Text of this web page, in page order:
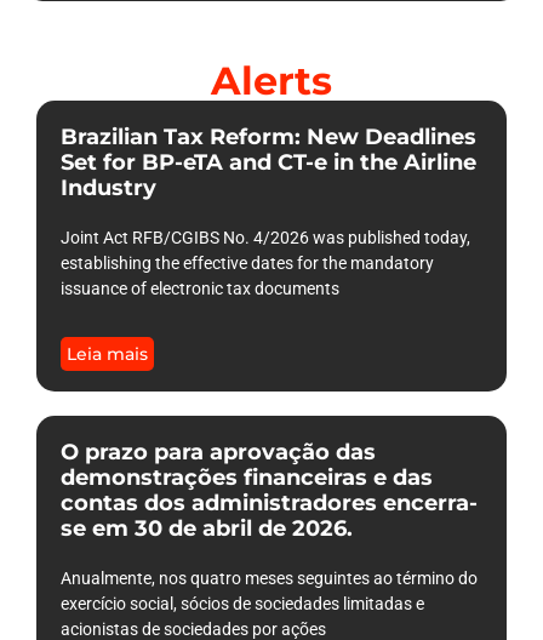
Alerts
Brazilian Tax Reform: New Deadlines
Set for BP-eTA and CT-e in the Airline
Industry
Joint Act RFB/CGIBS No. 4/2026 was published today,
establishing the effective dates for the mandatory
issuance of electronic tax documents
Leia mais
O prazo para aprovação das
demonstrações financeiras e das
contas dos administradores encerra-
se em 30 de abril de 2026.
Anualmente, nos quatro meses seguintes ao término do
exercício social, sócios de sociedades limitadas e
acionistas de sociedades por ações